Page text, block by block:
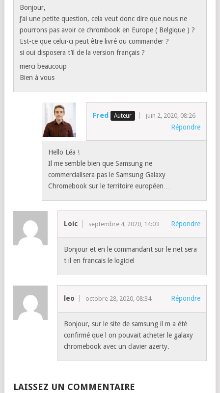
Bonjour,
j’ai une petite question, cela veut donc dire que nous ne
pourrons pas avoir ce chrombook en Europe ( Belgique ) ?
Est-ce que celui-ci peut être livré ou commander ?
si oui disposera t’il de la version français ?
merci beaucoup
Bien à vous
Fred juin 2, 2020, 08:26
Répondre
Hello Léa !
Il me semble bien que Samsung ne
commercialisera pas le Samsung Galaxy
Chromebook sur le territoire européen…
Loic septembre 4, 2020, 14:03 Répondre
Bonjour et en le commandant sur le net sera
t il en francais le logiciel
leo octobre 28, 2020, 08:34 Répondre
Bonjour, sur le site de samsung il m a été
confirmé que l on pouvait acheter le galaxy
chromebook avec un clavier azerty.
LAISSEZ UN COMMENTAIRE